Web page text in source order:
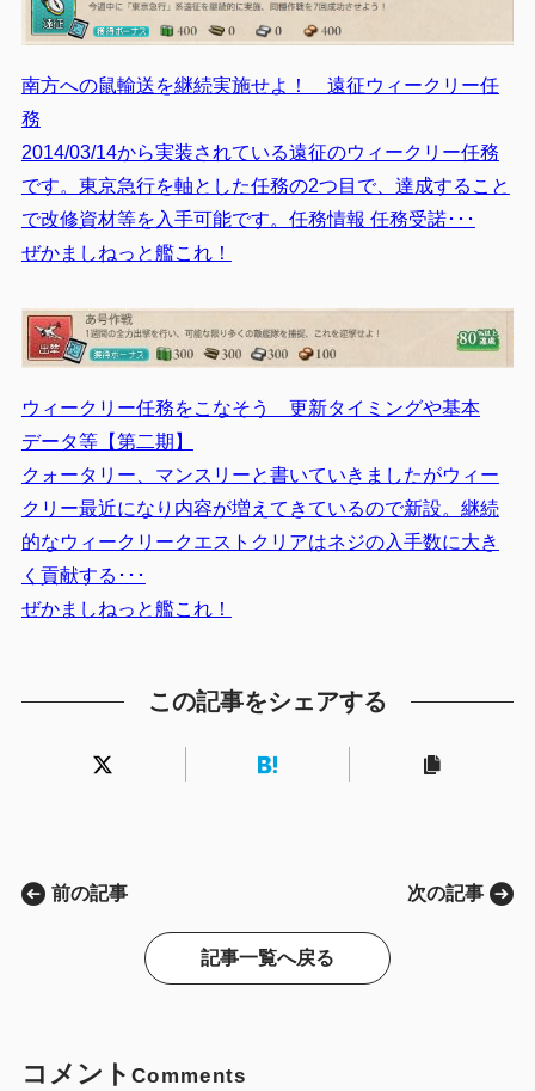
南方への鼠輸送を継続実施せよ！ 遠征ウィークリー任
務
2014/03/14から実装されている遠征のウィークリー任務
です。東京急行を軸とした任務の2つ目で、達成すること
で改修資材等を入手可能です。任務情報 任務受諾･･･
ぜかましねっと艦これ！
ウィークリー任務をこなそう 更新タイミングや基本
データ等【第二期】
クォータリー、マンスリーと書いていきましたがウィー
クリー最近になり内容が増えてきているので新設。継続
的なウィークリークエストクリアはネジの入手数に大き
く貢献する･･･
ぜかましねっと艦これ！
この記事をシェアする
前の記事
記事一覧へ戻る
次の記事
コメント Comments